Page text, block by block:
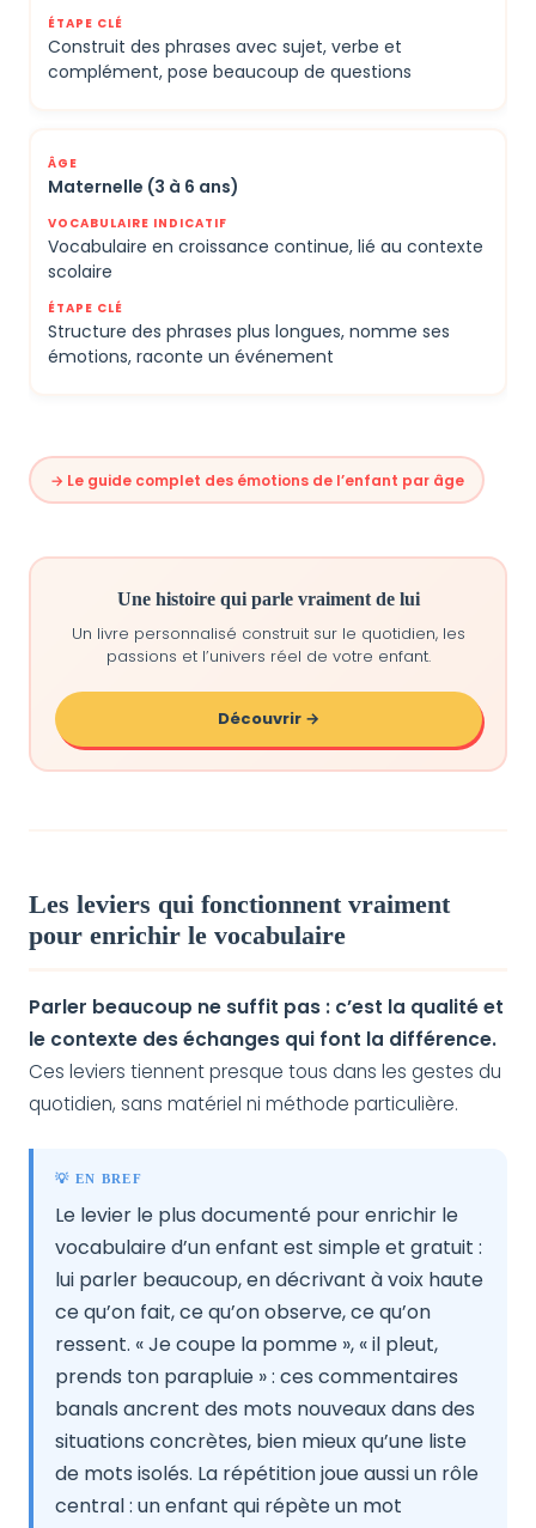
Construit des phrases avec sujet, verbe et
complément, pose beaucoup de questions
Maternelle (3 à 6 ans)
Vocabulaire en croissance continue, lié au contexte
scolaire
Structure des phrases plus longues, nomme ses
émotions, raconte un événement
→ Le guide complet des émotions de l’enfant par âge
Une histoire qui parle vraiment de lui
Un livre personnalisé construit sur le quotidien, les
passions et l’univers réel de votre enfant.
Découvrir →
Les leviers qui fonctionnent vraiment
pour enrichir le vocabulaire
Parler beaucoup ne suffit pas : c’est la qualité et
le contexte des échanges qui font la différence.
Ces leviers tiennent presque tous dans les gestes du
quotidien, sans matériel ni méthode particulière.
💡 EN BREF
Le levier le plus documenté pour enrichir le
vocabulaire d’un enfant est simple et gratuit :
lui parler beaucoup, en décrivant à voix haute
ce qu’on fait, ce qu’on observe, ce qu’on
ressent. « Je coupe la pomme », « il pleut,
prends ton parapluie » : ces commentaires
banals ancrent des mots nouveaux dans des
situations concrètes, bien mieux qu’une liste
de mots isolés. La répétition joue aussi un rôle
central : un enfant qui répète un mot